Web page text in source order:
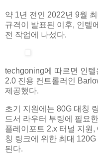
약 1년 전인 2022년 9월
규격이 발표된 이후, 인텔
전 작업에 나섰다.
techgoning에 따르면 인
2.0 진용 컨트롤러인
제공했다.
초기 지원에는 80G 대칭
드서 라우터 부팅에 필요
플레이포트 2.x 터널 지원
칭 링크에 위한 최대
된다.